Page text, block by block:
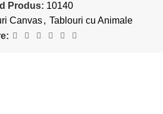
Produs: 10140
Canvas, Tablouri cu Animale